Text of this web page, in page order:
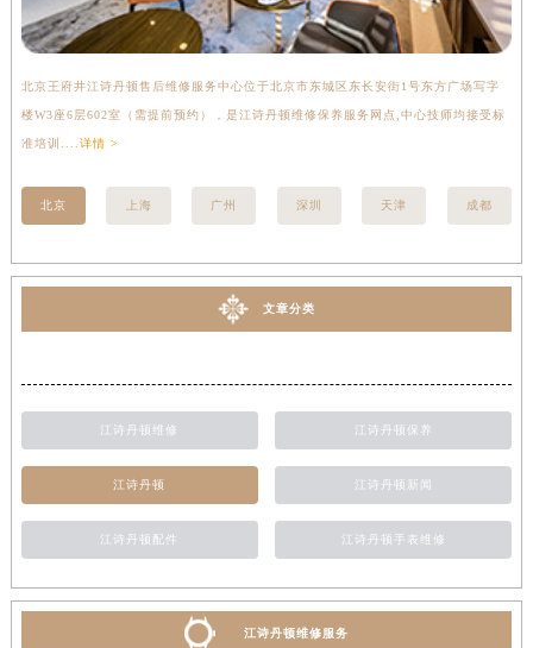
北京王府井江诗丹顿售后维修服务中心位于北京市东城区东长安街1号东方广场写字
楼W3座6层602室（需提前预约），是江诗丹顿维修保养服务网点,中心技师均接受标
准培训.... 详情 >
北京 上海 广州 深圳 天津 成都
文章分类
江诗丹顿维修 江诗丹顿保养
江诗丹顿 江诗丹顿新闻
江诗丹顿配件 江诗丹顿手表维修
江诗丹顿维修服务